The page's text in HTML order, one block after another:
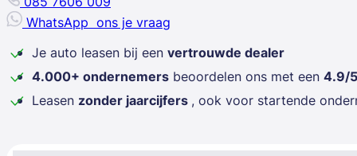
WhatsApp ons je vraag
Je auto leasen bij een vertrouwde dealer
4.000+ ondernemers beoordelen ons met een 4.9/5
Leasen zonder jaarcijfers , ook voor startende